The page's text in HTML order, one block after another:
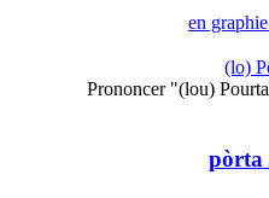
en
(lo)
Prononcer "(lou)
pòrta